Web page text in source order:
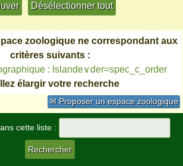
zoologique ne correspondant aux
critères suivants :
: Islande∨der=spec_c_order
élargir votre recherche
✉ Proposer un espace zoologique
cette liste :